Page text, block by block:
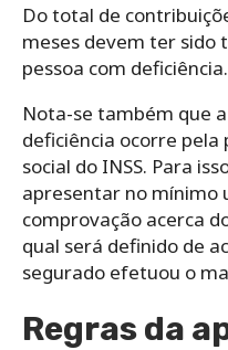
Do total de
meses devem ter sido
pessoa com deficiência.
Nota-se também que
deficiência ocorre pela
social do INSS. Para
apresentar no mínimo
comprovação acerca
qual será definido de
segurado efetuou o
Regras da